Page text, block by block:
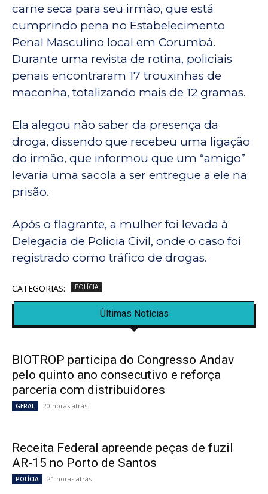
carne seca para seu irmão, que está
cumprindo pena no Estabelecimento
Penal Masculino local em Corumbá.
Durante uma revista de rotina, policiais
penais encontraram 17 trouxinhas de
maconha, totalizando mais de 12 gramas.
Ela alegou não saber da presença da
droga, dissendo que recebeu uma ligação
do irmão, que informou que um “amigo”
levaria uma sacola a ser entregue a ele na
prisão.
Após o flagrante, a mulher foi levada à
Delegacia de Polícia Civil, onde o caso foi
registrado como tráfico de drogas.
CATEGORIAS: POLÍCIA
Últimas Notícias
BIOTROP participa do Congresso Andav
pelo quinto ano consecutivo e reforça
parceria com distribuidores
GERAL 20 horas atrás
Receita Federal apreende peças de fuzil
AR-15 no Porto de Santos
POLÍCIA 21 horas atrás